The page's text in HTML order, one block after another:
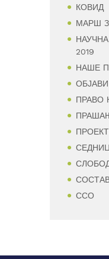
КОВИД
МАРШ
2019
НАШЕ
ОБЈАВИ
ПРАВО
ССО